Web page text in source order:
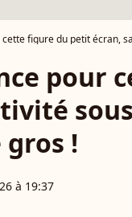
figure du petit écran,
pour
!
à 19:37